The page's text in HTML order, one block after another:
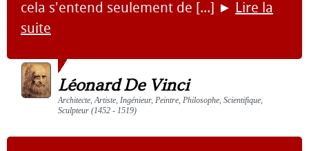
cela s'entend seulement de [...] ► Lire la
suite
Léonard De Vinci
Architecte, Artiste, Ingénieur, Peintre, Philosophe, Scientifique,
Sculpteur (1452 - 1519)